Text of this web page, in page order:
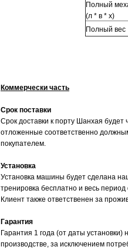
Полный
(л * в * х)
Полный вес
Коммерчески часть
Срок поставки
Срок доставки к порту Шанхая будет
отложенные соответственно
покупателем.
Установка
Установка машины будет сделана
тренировка бесплатно и весь
Клиент также ответственен за
Гарантия
Гарантия 1 года (от даты
производстве, за исключением